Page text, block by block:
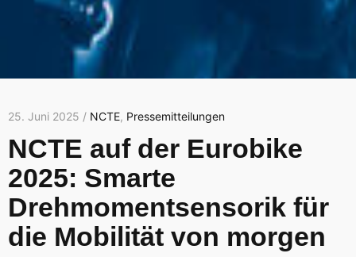
25. Juni 2025 / NCTE, Pressemitteilungen
NCTE auf der Eurobike
2025: Smarte
Drehmomentsensorik für
die Mobilität von morgen